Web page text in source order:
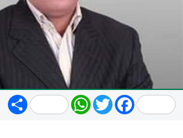
Share WhatsApp
TwitterFacebook